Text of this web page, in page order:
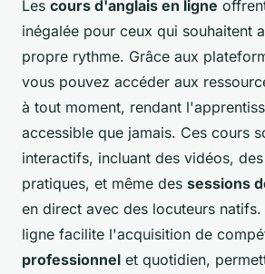
Les cours d'anglais en ligne
inégalée pour ceux qui souhaitent
propre rythme. Grâce aux
vous pouvez accéder aux
à tout moment, rendant
accessible que jamais. Ces cours
interactifs, incluant des vidéos,
pratiques, et même des sessions
en direct avec des locuteurs
ligne facilite l'acquisition de
professionnel et quotidien,